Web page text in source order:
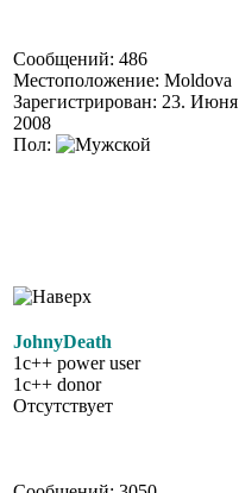
Сообщений: 486
Местоположение: Moldova
Зарегистрирован: 23. Июня
2008
Пол:
JohnyDeath
1c++ power user
1c++ donor
Отсутствует